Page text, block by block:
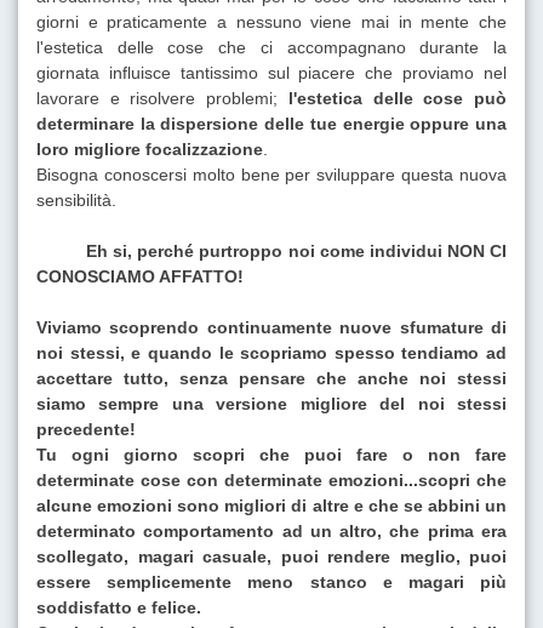
giorni e praticamente a nessuno viene mai in mente che
l'estetica delle cose che ci accompagnano durante la
giornata influisce tantissimo sul piacere che proviamo nel
lavorare e risolvere problemi; l'estetica delle cose può
determinare la dispersione delle tue energie oppure una
loro migliore focalizzazione
Bisogna conoscersi molto bene per sviluppare questa nuova
sensibilità.
Eh si, perché purtroppo noi come individui NON CI
CONOSCIAMO AFFATTO!
Viviamo scoprendo continuamente nuove sfumature di
noi stessi, e quando le scopriamo spesso tendiamo ad
accettare tutto, senza pensare che anche noi stessi
siamo sempre una versione migliore del noi stessi
precedente!
Tu ogni giorno scopri che puoi fare o non fare
determinate cose con determinate emozioni...scopri che
alcune emozioni sono migliori di altre e che se abbini un
determinato comportamento ad un altro, che prima era
scollegato, magari casuale, puoi rendere meglio, puoi
essere semplicemente meno stanco e magari più
soddisfatto e felice.